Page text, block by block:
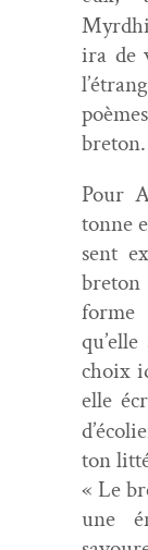
ira de
breton.
Pour
tonne
sent
bre­ton
forme
choix
elle
ton
« Le
une